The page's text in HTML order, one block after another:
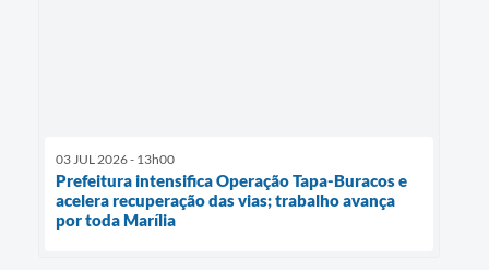
03 JUL 2026 - 13h00
Prefeitura intensifica Operação Tapa-Buracos e
acelera recuperação das vias; trabalho avança
por toda Marília